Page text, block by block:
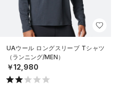
UAウール ロングスリーブ Tシャツ
（ランニング/MEN）
￥12,980